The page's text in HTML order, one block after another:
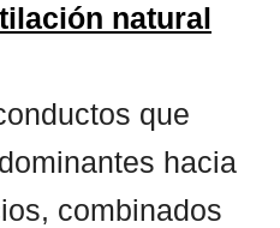
natural
que
hacia
combinados